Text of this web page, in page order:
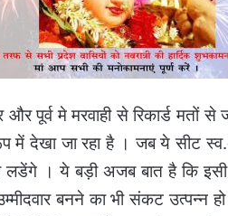
पूर्व मे मरवाही से रिकार्ड मतों
में देखा जा रहा है । जब ये सीट
लडेंगे । ये बड़ी अजब बात है कि
बनने का भी संकट उत्पन्न